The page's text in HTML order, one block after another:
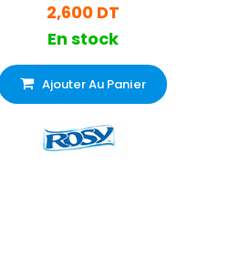
2,600 DT
En stock
Ajouter Au Panier